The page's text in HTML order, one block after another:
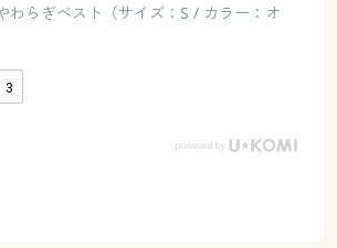
わらぎベスト（サイズ：S / カラー：オ
3